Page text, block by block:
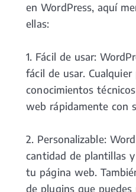
en WordPress, aquí
ellas:
1. Fácil de usar:
fácil de usar. Cualquier
conocimientos
web rápidamente con
2. Personalizable:
cantidad de plantillas
tu página web.
de plugins que